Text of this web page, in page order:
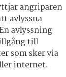
angriparen
avlyssna
avlyssning
till
som sker via
internet.